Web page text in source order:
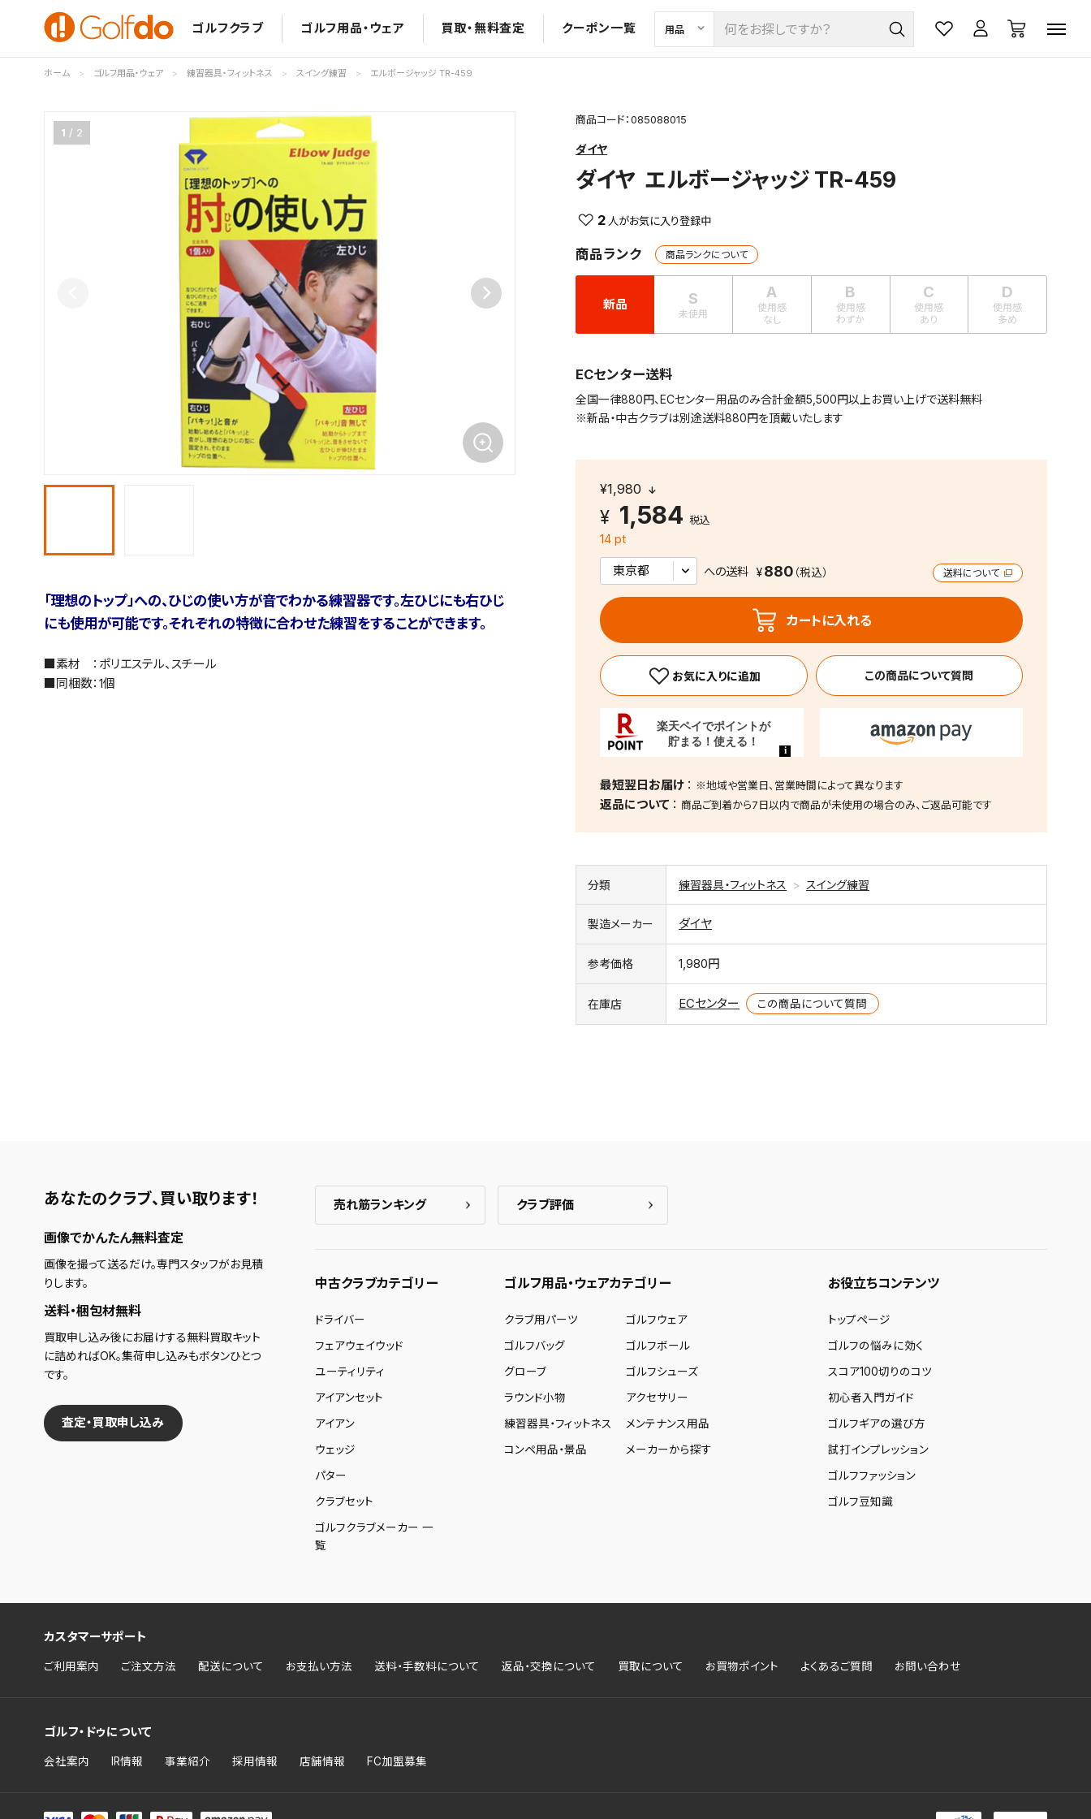
ゴルフクラブ ゴルフ用品・ウェア 買取・無料査定 クーポン一覧
ホーム ゴルフ用品・ウェア 練習器具・フィットネス スイング練習 エルボージャッジ TR-459
1 2
「理想のトップ」への、ひじの使い方が音でわかる練習器です。左ひじにも右ひじ
にも使用が可能です。それぞれの特徴に合わせた練習をすることができます。
■素材 ：ポリエステル、スチール
■同梱数：1個
商品コード：085088015
ダイヤ
ダイヤ エルボージャッジ TR-459
2
商品ランク 商品ランクについて
新品 S
未使用
A
使用感
なし
B
使用感
わずか
C
使用感
あり
D
使用感
多め
ECセンター送料
全国一律880円、ECセンター用品のみ合計金額5,500円以上お買い上げで送料無料
※新品・中古クラブは別途送料880円を頂戴いたします
¥1,980
1,584 税込
14 pt
への送料 880 送料について
カートに入れる
この商品について質問
最短翌日お届け ※地域や営業日、営業時間によって異なります
返品について 商品ご到着から7日以内で商品が未使用の場合のみ、ご返品可能です
分類 練習器具・フィットネス スイング練習
製造メーカー ダイヤ
参考価格 1,980円
在庫店 ECセンター この商品について質問
あなたのクラブ、 買い取ります！
画像でかんたん無料査定
画像を撮って送るだけ。専門スタッフがお見積
りします。
送料・梱包材無料
買取申し込み後にお届けする無料買取キット
に詰めればOK。集荷申し込みもボタンひとつ
です。
査定・買取申し込み
売れ筋ランキング クラブ評価
中古クラブカテゴリー
ドライバー
フェアウェイウッド
ユーティリティ
アイアンセット
アイアン
ウェッジ
パター
クラブセット
ゴルフクラブメーカー 一
覧
ゴルフ用品・ウェアカテゴリー
クラブ用パーツ
ゴルフウェア
ゴルフバッグ
ゴルフボール
グローブ
ゴルフシューズ
ラウンド小物
アクセサリー
練習器具・フィットネス
メンテナンス用品
コンペ用品・景品
メーカーから探す
お役立ちコンテンツ
トップページ
ゴルフの悩みに効く
スコア100切りのコツ
初心者入門ガイド
ゴルフギアの選び方
試打インプレッション
ゴルフファッション
ゴルフ豆知識
カスタマーサポート
ご利用案内 ご注文方法 配送について お支払い方法 送料・手数料について 返品・交換について 買取について お買物ポイント よくあるご質問 お問い合わせ
ゴルフ・ドゥについて
会社案内 IR情報 事業紹介 採用情報 店舗情報 FC加盟募集